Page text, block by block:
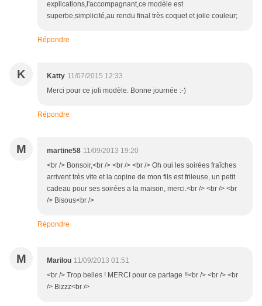
explications,l'accompagnant,ce modèle est
superbe,simplicité,au rendu final très coquet et jolie couleur;
Répondre
K Katty 11/07/2015 12:33
Merci pour ce joli modèle. Bonne journée :-)
Répondre
M martine58 11/09/2013 19:20
<br /> Bonsoir,<br /> <br /> <br /> Oh oui les soirées fraîches
arrivent très vite et la copine de mon fils est frileuse, un petit
cadeau pour ses soirées a la maison, merci.<br /> <br /> <br
/> Bisous<br />
Répondre
M Marilou 11/09/2013 01:51
<br /> Trop belles ! MERCI pour ce partage !!<br /> <br /> <br
/> Bizzz<br />